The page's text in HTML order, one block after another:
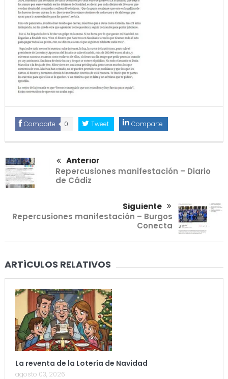
Comparte 0 Tweet Comparte
Anterior
Repercusiones manifestación – Diario
de Cádiz
Siguiente
Repercusiones manifestación – Burgos
Conecta
ARTÍCULOS RELATIVOS
La reventa de la Lotería de Navidad
agosto 03, 2026